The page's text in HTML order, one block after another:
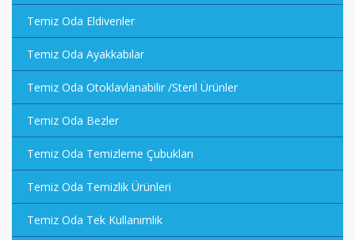
Temiz Oda Eldivenler
Temiz Oda Ayakkabılar
Temiz Oda Otoklavlanabilir /Steril Ürünler
Temiz Oda Bezler
Temiz Oda Temizleme Çubukları
Temiz Oda Temizlik Ürünleri
Temiz Oda Tek Kullanımlık